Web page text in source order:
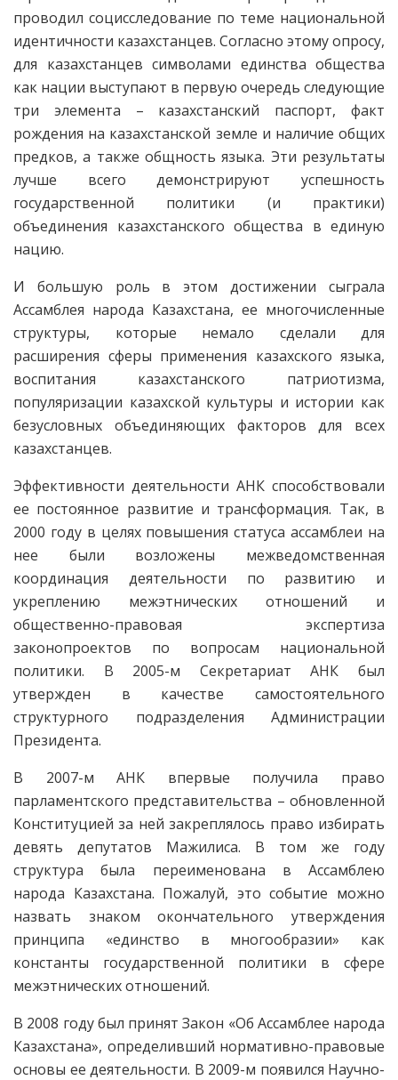
проводил социсследование по теме национальной
идентичности казахстанцев. Согласно этому опросу,
для казахстанцев символами единства общества
как нации выступают в первую очередь следующие
три элемента – казахстанский паспорт, факт
рождения на казахстанской земле и наличие общих
предков, а также общность языка. Эти результаты
лучше всего демонстрируют успешность
государственной политики (и практики)
объединения казахстанского общества в единую
нацию.
И большую роль в этом достижении сыграла
Ассамблея народа Казахстана, ее многочисленные
структуры, которые немало сделали для
расширения сферы применения казахского языка,
воспитания казахстанского патрио­тизма,
популяризации казахской культуры и истории как
безусловных объединяющих факторов для всех
казахстанцев.
Эффективности деятельности АНК способствовали
ее постоянное развитие и трансформация. Так, в
2000 году в целях повышения статуса ассамблеи на
нее были возложены межведомственная
координация деятельности по развитию и
укреплению межэтнических отношений и
общественно-правовая экспертиза
законопроектов по вопросам национальной
политики. В 2005-м Секретариат АНК был
утвержден в качестве самостоя­тельного
структурного подразделения Администрации
Президента.
В 2007-м АНК впервые получила право
парламентского представительства – обновленной
Конституцией за ней закреплялось право избирать
девять депутатов Мажилиса. В том же году
структура была переименована в Ассамблею
народа Казахстана. Пожалуй, это событие можно
назвать знаком окончательного утверждения
принципа «единство в многообразии» как
константы государственной политики в сфере
межэтнических отношений.
В 2008 году был принят Закон «Об Ассамб­лее народа
Казахстана», определивший нормативно-правовые
основы ее деятельности. В 2009-м появился Научно-